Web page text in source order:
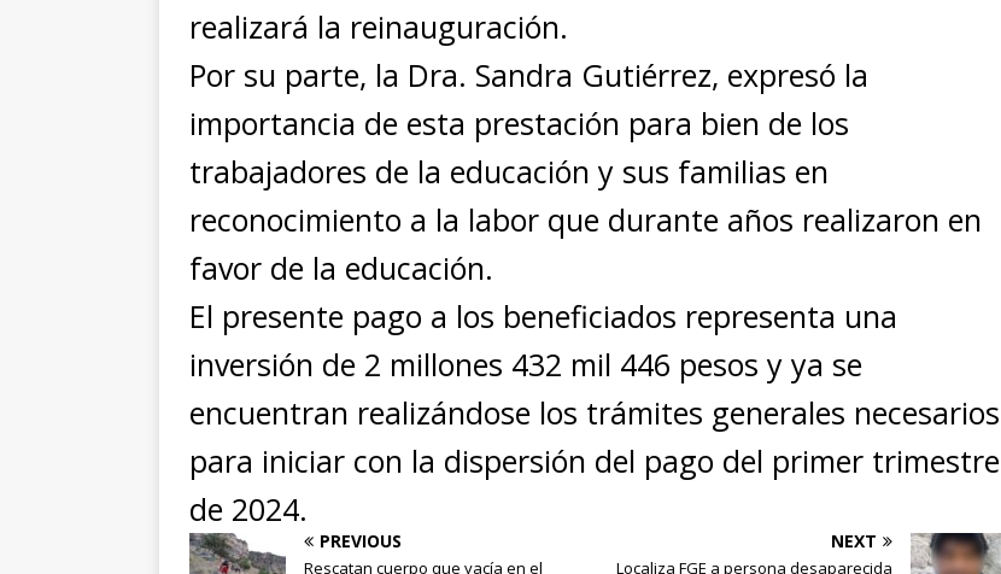
realizará la reinauguración.
Por su parte, la Dra. Sandra Gutiérrez, expresó la
importancia de esta prestación para bien de los
trabajadores de la educación y sus familias en
reconocimiento a la labor que durante años realizaron en
favor de la educación.
El presente pago a los beneficiados representa una
inversión de 2 millones 432 mil 446 pesos y ya se
encuentran realizándose los trámites generales necesarios
para iniciar con la dispersión del pago del primer trimestre
de 2024.
PREVIOUS
Rescatan cuerpo que yacía en el
NEXT
Localiza FGE a persona desaparecida